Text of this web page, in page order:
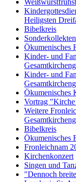
Heiligsten
Bibelkreis
Sonderkollekten
Ökumenisches
Kinder- und
Kinder- und
Ökumenisches
Vortrag
Weitere
Bibelkreis
Ökumenisches
Fronleichnam
Kirchenkonzert
Singen und
"Dennoch